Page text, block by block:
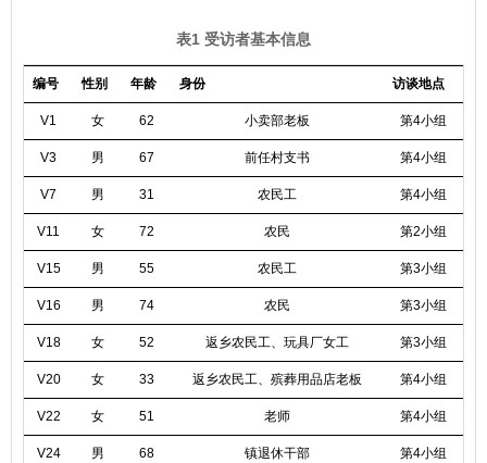
表1 受访者基本信息
编号 性别 年龄 身份 访谈地点
V1 女 62 小卖部老板 第4小组
V3 男 67 前任村支书 第4小组
V7 男 31 农民工 第4小组
V11 女 72 农民 第2小组
V15 男 55 农民工 第3小组
V16 男 74 农民 第3小组
V18 女 52 返乡农民工、玩具厂女工 第3小组
V20 女 33 返乡农民工、殡葬用品店老板 第4小组
V22 女 51 老师 第4小组
V24 男 68 镇退休干部 第4小组